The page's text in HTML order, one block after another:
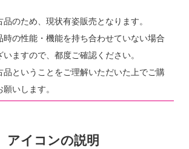
品のため、現状有姿販売となります。
時の性能・機能を持ち合わせていない場合
いますので、都度ご確認ください。
品ということをご理解いただいた上でご購
願いします。
アイコンの説明